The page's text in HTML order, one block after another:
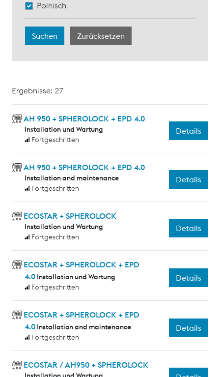
Polnisch
Ergebnisse: 27
AH 950 + SPHEROLOCK + EPD 4.0
Installation und Wartung
Fortgeschritten
Details
AH 950 + SPHEROLOCK + EPD 4.0
Installation and maintenance
Fortgeschritten
Details
ECOSTAR + SPHEROLOCK
Installation und Wartung
Fortgeschritten
Details
ECOSTAR + SPHEROLOCK + EPD
4.0 Installation und Wartung
Fortgeschritten
Details
ECOSTAR + SPHEROLOCK + EPD
4.0 Installation and maintenance
Fortgeschritten
Details
ECOSTAR / AH950 + SPHEROLOCK